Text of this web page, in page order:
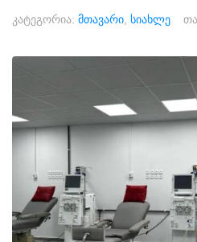
კატეგორია: მთავარი სიახლე